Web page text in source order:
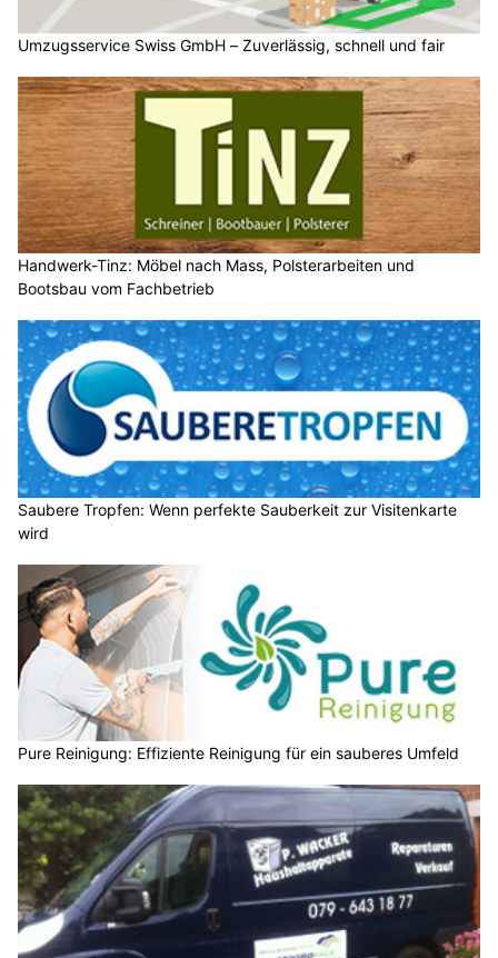
Umzugsservice Swiss GmbH – Zuverlässig, schnell und fair
Handwerk-Tinz: Möbel nach Mass, Polsterarbeiten und
Bootsbau vom Fachbetrieb
Saubere Tropfen: Wenn perfekte Sauberkeit zur Visitenkarte
wird
Pure Reinigung: Effiziente Reinigung für ein sauberes Umfeld